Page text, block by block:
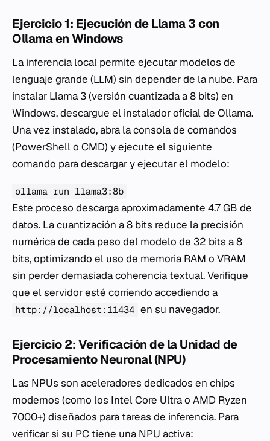
Ejercicio 1: Ejecución de Llama 3 con
Ollama en Windows
La inferencia local permite ejecutar modelos de
lenguaje grande (LLM) sin depender de la nube. Para
instalar Llama 3 (versión cuantizada a 8 bits) en
Windows, descargue el instalador oficial de Ollama.
Una vez instalado, abra la consola de comandos
(PowerShell o CMD) y ejecute el siguiente
comando para descargar y ejecutar el modelo:
ollama run llama3:8b
Este proceso descarga aproximadamente 4.7 GB de
datos. La cuantización a 8 bits reduce la precisión
numérica de cada peso del modelo de 32 bits a 8
bits, optimizando el uso de memoria RAM o VRAM
sin perder demasiada coherencia textual. Verifique
que el servidor esté corriendo accediendo a
http://localhost:11434 en su navegador.
Ejercicio 2: Verificación de la Unidad de
Procesamiento Neuronal (NPU)
Las NPUs son aceleradores dedicados en chips
modernos (como los Intel Core Ultra o AMD Ryzen
7000+) diseñados para tareas de inferencia. Para
verificar si su PC tiene una NPU activa: